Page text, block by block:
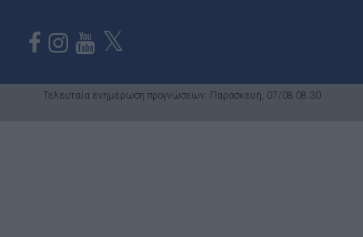
Τελευταία ενημέρωση προγνώσεων: Παρασκευή, 07/08 08:30